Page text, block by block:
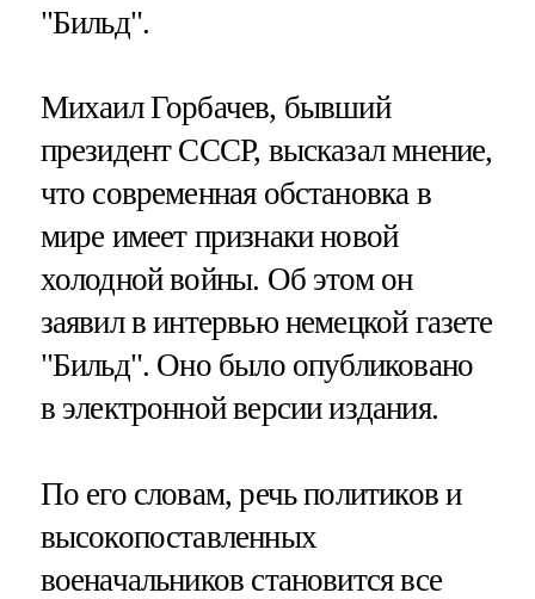
"Бильд".
Михаил Горбачев, бывший
президент СССР, высказал мнение,
что современная обстановка в
мире имеет признаки новой
холодной войны. Об этом он
заявил в интервью немецкой газете
"Бильд". Оно было опубликовано
в электронной версии издания.
По его словам, речь политиков и
высокопоставленных
военачальников становится все